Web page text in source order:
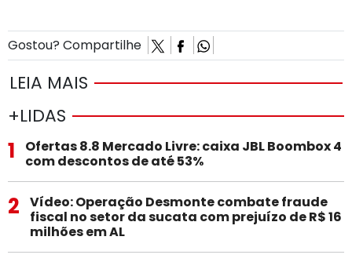
Gostou? Compartilhe
LEIA MAIS
+LIDAS
1
Ofertas 8.8 Mercado Livre: caixa JBL Boombox 4
com descontos de até 53%
2
Vídeo: Operação Desmonte combate fraude
fiscal no setor da sucata com prejuízo de R$ 16
milhões em AL